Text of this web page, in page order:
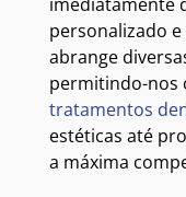
personalizado
abrange
permitindo-nos
tratamentos
estéticas até
a máxima